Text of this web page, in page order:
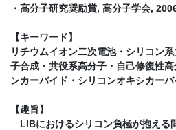
・高分子研究奨励賞, 高分子学会,
【キーワード】
リチウムイオン二次電池・シリコン
子合成・共役系高分子・自己修復性
ンカーバイド・シリコンオキシカーバ
【趣旨】
LIBにおけるシリコン負極が抱える